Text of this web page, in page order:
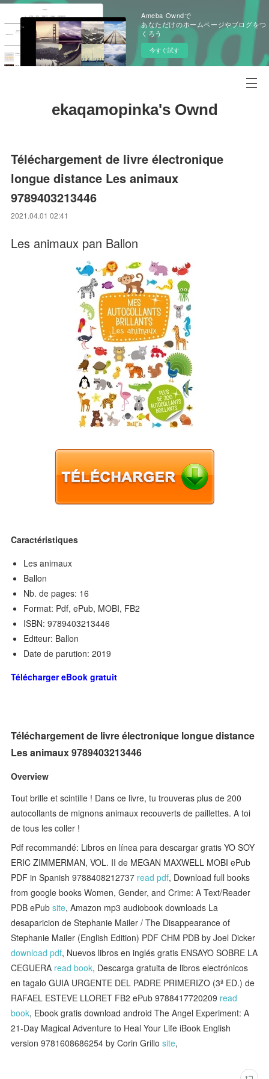
Ameba Owndで
あなただけのホームページやブログをつ
くろう
今すぐ試す
ekaqamopinka's Ownd
Téléchargement de livre électronique
longue distance Les animaux
9789403213446
2021.04.01 02:41
Les animaux pan Ballon
Caractéristiques
Les animaux
Ballon
Nb. de pages: 16
Format: Pdf, ePub, MOBI, FB2
ISBN: 9789403213446
Editeur: Ballon
Date de parution: 2019
Télécharger eBook gratuit
Téléchargement de livre électronique longue distance
Les animaux 9789403213446
Overview
Tout brille et scintille ! Dans ce livre, tu trouveras plus de 200
autocollants de mignons animaux recouverts de paillettes. A toi
de tous les coller !
Pdf recommandé: Libros en línea para descargar gratis YO SOY
ERIC ZIMMERMAN, VOL. II de MEGAN MAXWELL MOBI ePub
PDF in Spanish 9788408212737 read pdf, Download full books
from google books Women, Gender, and Crime: A Text/Reader
PDB ePubsite, Amazon mp3 audiobook downloads La
desaparicion de Stephanie Mailer / The Disappearance of
Stephanie Mailer (English Edition) PDF CHM PDB by Joel Dicker
download pdf, Nuevos libros en inglés gratis ENSAYO SOBRE LA
CEGUERA read book, Descarga gratuita de libros electrónicos
en tagalo GUIA URGENTE DEL PADRE PRIMERIZO (3ª ED.) de
RAFAEL ESTEVE LLORET FB2 ePub 9788417720209 read
book, Ebook gratis download android The Angel Experiment: A
21-Day Magical Adventure to Heal Your Life iBook English
version 9781608686254 by Corin Grillosite,